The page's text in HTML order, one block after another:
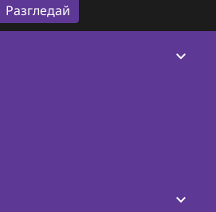
Разгледай
keyboard_arrow_down
keyboard_arrow_down